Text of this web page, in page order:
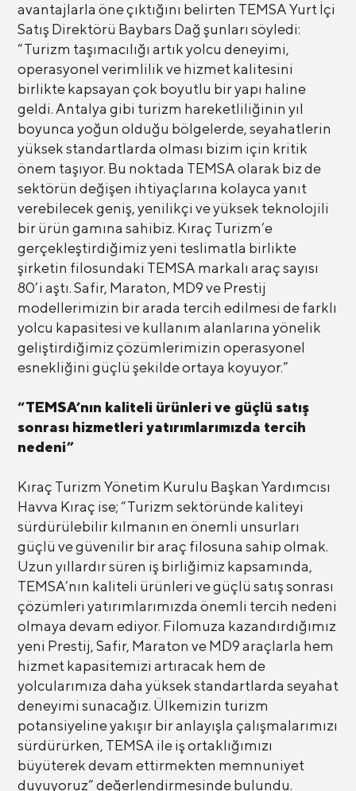
avantajlarla öne çıktığını belirten TEMSA Yurt İçi
Satış Direktörü Baybars Dağ şunları söyledi:
“Turizm taşımacılığı artık yolcu deneyimi,
operasyonel verimlilik ve hizmet kalitesini
birlikte kapsayan çok boyutlu bir yapı haline
geldi. Antalya gibi turizm hareketliliğinin yıl
boyunca yoğun olduğu bölgelerde, seyahatlerin
yüksek standartlarda olması bizim için kritik
önem taşıyor. Bu noktada TEMSA olarak biz de
sektörün değişen ihtiyaçlarına kolayca yanıt
verebilecek geniş, yenilikçi ve yüksek teknolojili
bir ürün gamına sahibiz. Kıraç Turizm’e
gerçekleştirdiğimiz yeni teslimatla birlikte
şirketin filosundaki TEMSA markalı araç sayısı
80’i aştı. Safir, Maraton, MD9 ve Prestij
modellerimizin bir arada tercih edilmesi de farklı
yolcu kapasitesi ve kullanım alanlarına yönelik
geliştirdiğimiz çözümlerimizin operasyonel
esnekliğini güçlü şekilde ortaya koyuyor.”
“TEMSA’nın kaliteli ürünleri ve güçlü satış
sonrası hizmetleri yatırımlarımızda tercih
nedeni”
Kıraç Turizm Yönetim Kurulu Başkan Yardımcısı
Havva Kıraç ise; “Turizm sektöründe kaliteyi
sürdürülebilir kılmanın en önemli unsurları
güçlü ve güvenilir bir araç filosuna sahip olmak.
Uzun yıllardır süren iş birliğimiz kapsamında,
TEMSA’nın kaliteli ürünleri ve güçlü satış sonrası
çözümleri yatırımlarımızda önemli tercih nedeni
olmaya devam ediyor. Filomuza kazandırdığımız
yeni Prestij, Safir, Maraton ve MD9 araçlarla hem
hizmet kapasitemizi artıracak hem de
yolcularımıza daha yüksek standartlarda seyahat
deneyimi sunacağız. Ülkemizin turizm
potansiyeline yakışır bir anlayışla çalışmalarımızı
sürdürürken, TEMSA ile iş ortaklığımızı
büyüterek devam ettirmekten memnuniyet
duyuyoruz” değerlendirmesinde bulundu.